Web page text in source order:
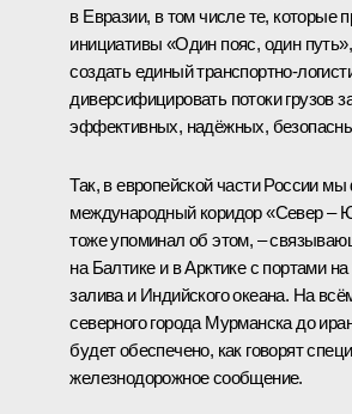
в Евразии, в том числе те, которые
инициативы «Один пояс, один
создать единый транспортно-
диверсифицировать потоки грузов
эффективных, надёжных,
Так, в европейской части России
международный коридор «Север –
тоже упоминал об этом, –
на Балтике и в Арктике с портами
залива и Индийского океана. На
северного города Мурманска до
будет обеспечено, как говорят
железнодорожное сообщение.